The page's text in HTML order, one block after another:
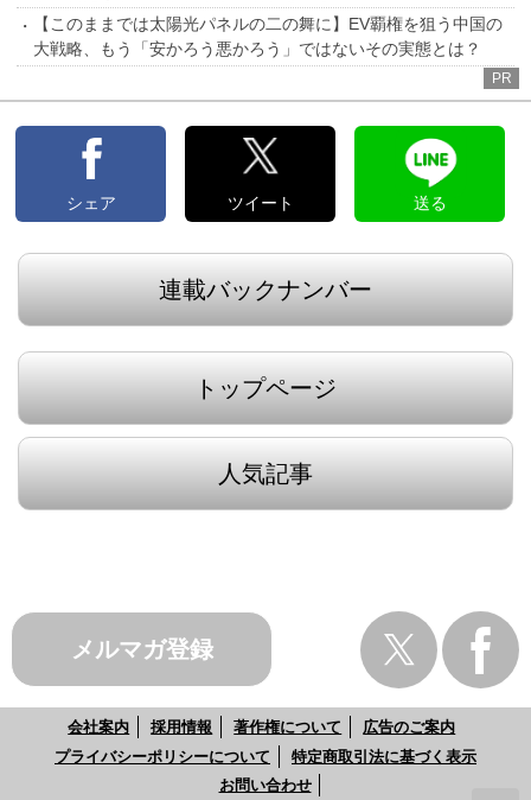
【このままでは太陽光パネルの二の舞に】EV覇権を狙う中国の
大戦略、もう「安かろう悪かろう」ではないその実態とは？
PR
シェア ツイート 送る
連載バックナンバー
トップページ
人気記事
メルマガ登録
会社案内 採用情報 著作権について
広告のご案内
プライバシーポリシーについて
特定商取引法に基づく表示
お問い合わせ